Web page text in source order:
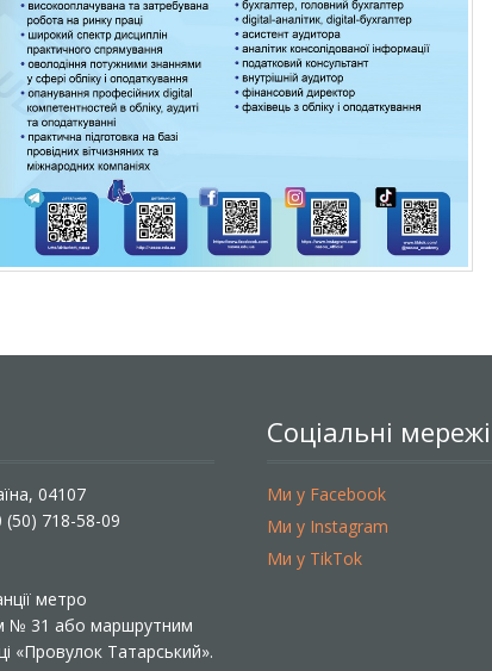
04107
718-58-09
метро
№ 31 або маршрутним
«Провулок Татарський».
Соціальні мережі
Ми у Facebook
Ми у Instagram
Ми у TikTok